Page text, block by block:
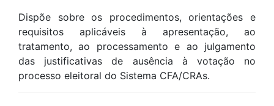
Dispõe sobre os procedimentos, orientações e
requisitos aplicáveis à apresentação, ao
tratamento, ao processamento e ao julgamento
das justificativas de ausência à votação no
processo eleitoral do Sistema CFA/CRAs.